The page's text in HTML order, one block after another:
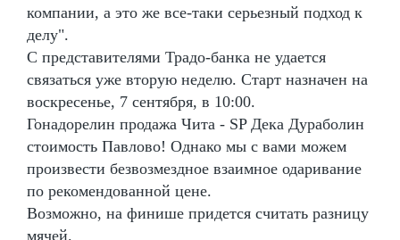
компании, а это же все-таки серьезный подход к
делу".
С представителями Традо-банка не удается
связаться уже вторую неделю. Старт назначен на
воскресенье, 7 сентября, в 10:00.
Гонадорелин продажа Чита - SP Дека Дураболин
стоимость Павлово! Однако мы с вами можем
произвести безвозмездное взаимное одаривание
по рекомендованной цене.
Возможно, на финише придется считать разницу
мячей.